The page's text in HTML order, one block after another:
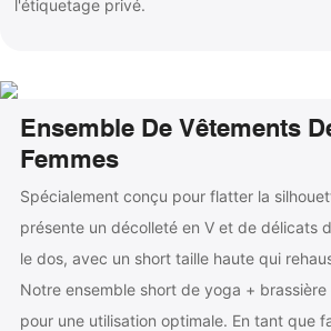
l'étiquetage privé.
Ensemble De Vêtements
Femmes
Spécialement conçu pour flatter la
présente un décolleté en V et de délicats
le dos, avec un short taille haute qui
Notre ensemble short de yoga +
pour une utilisation optimale. En tant que